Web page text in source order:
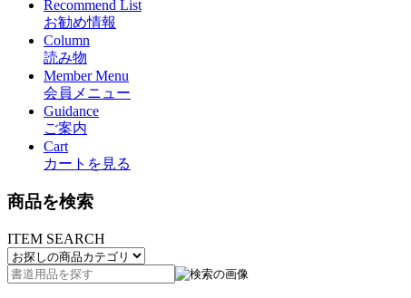
Recommend List
お勧め情報
Column
読み物
Member Menu
会員メニュー
Guidance
ご案内
Cart
カートを見る
商品を検索
ITEM SEARCH